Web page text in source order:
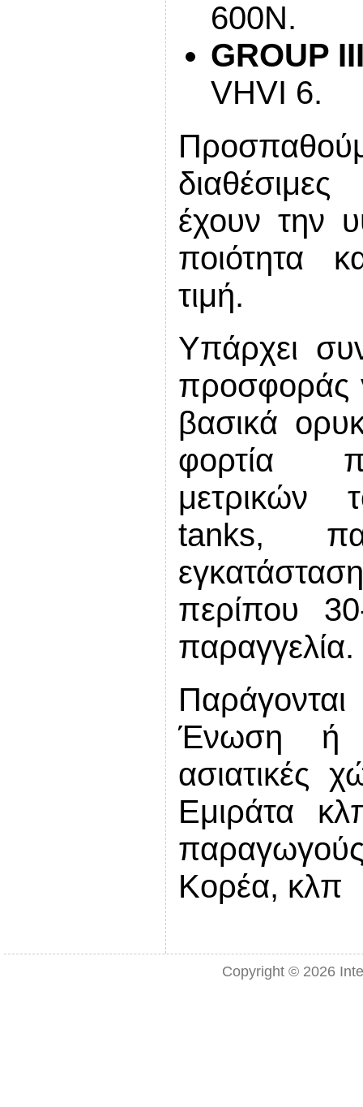
600Ν.
GROUP
VHVI 6.
έχουν την
ποιότητα
τιμή.
Υπάρχει
προσφοράς
βασικά
φορτία
tanks,
περίπου
παραγγελία.
Ένωση ή
ασιατικές
Εμιράτα
Κορέα, κλπ
Copyright © 2026